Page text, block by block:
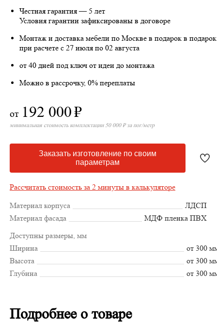
Честная гарантия — 5 лет
Условия гарантии зафиксированы в договоре
Монтаж и доставка мебели по Москве в подарок в подарок
при расчете с 27 июля по 02 августа
от 40 дней под ключ от идеи до монтажа
Можно в рассрочку, 0% переплаты
от 192 000₽
минимальная стоимость комплектации 50 000 ₽ за пог/метр
Заказать изготовление по своим
параметрам
Рассчитать стоимость за 2 минуты в калькуляторе
Материал корпуса
ЛДСП
Материал фасада
МДФ пленка ПВХ
Доступны размеры, мм
Ширина
от 300
Высота
от 300
Глубина
от 300
Подробнее о товаре